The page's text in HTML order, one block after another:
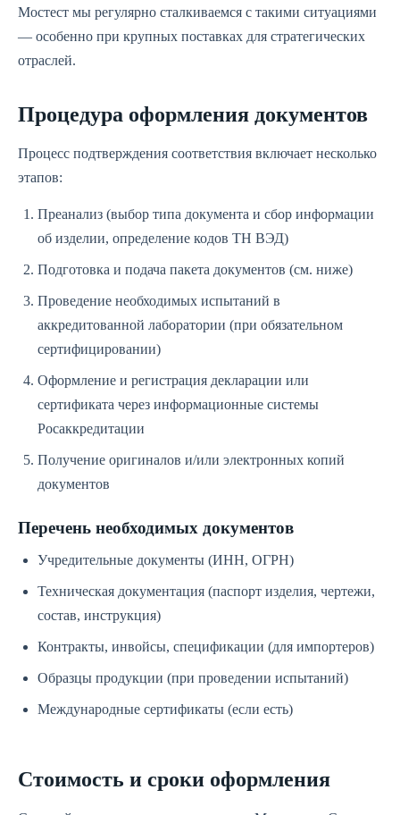
Мостест мы регулярно сталкиваемся с такими ситуациями
— особенно при крупных поставках для стратегических
отраслей.
Процедура оформления документов
Процесс подтверждения соответствия включает несколько
этапов:
Преанализ (выбор типа документа и сбор информации
об изделии, определение кодов ТН ВЭД)
Подготовка и подача пакета документов (см. ниже)
Проведение необходимых испытаний в
аккредитованной лаборатории (при обязательном
сертифицировании)
Оформление и регистрация декларации или
сертификата через информационные системы
Росаккредитации
Получение оригиналов и/или электронных копий
документов
Перечень необходимых документов
Учредительные документы (ИНН, ОГРН)
Техническая документация (паспорт изделия, чертежи,
состав, инструкция)
Контракты, инвойсы, спецификации (для импортеров)
Образцы продукции (при проведении испытаний)
Международные сертификаты (если есть)
Стоимость и сроки оформления